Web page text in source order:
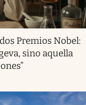
Premios Nobel:
sino aquella